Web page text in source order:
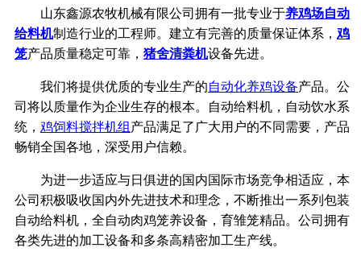
山东鑫源农牧机械有限公司拥有一批专业于养鸡场自动
给料机制造行业的工程师。建立有完善的质量保证体系， 鸡
笼产品质量稳定可靠， 猪舍清粪机设备先进。
我们将提供优质的专业生产的自动化养鸡设备产品。公
司将以质量作为企业生存的根本。自动给料机，自动饮水系
统， 鸡饲料搅拌机组 产品满足了广大用户的不同需要，产品
畅销全国各地，深受用户信赖。
为进一步适应与日俱进的国内国际市场竞争相适应，本
公司积极吸收国内外先进技术和理念，不断推出一系列包装
自动给料机，全自动肉鸡笼养设备，育雏笼精品。公司拥有
各类先进的加工设备和多条高精密加工生产线。